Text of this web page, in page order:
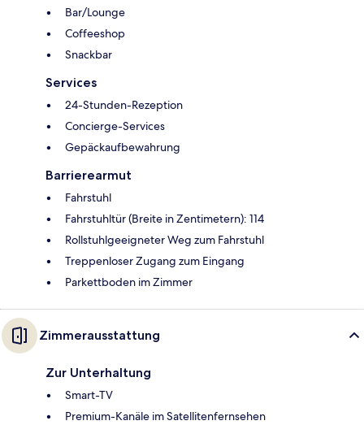
Bar/Lounge
Coffeeshop
Snackbar
Services
24-Stunden-Rezeption
Concierge-Services
Gepäckaufbewahrung
Barrierearmut
Fahrstuhl
Fahrstuhltür (Breite in Zentimetern): 114
Rollstuhlgeeigneter Weg zum Fahrstuhl
Treppenloser Zugang zum Eingang
Parkettboden im Zimmer
Zimmerausstattung
Zur Unterhaltung
Smart-TV
Premium-Kanäle im Satellitenfernsehen